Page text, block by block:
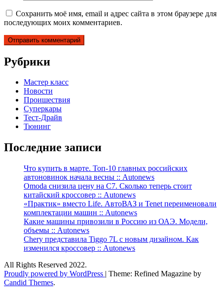
Сохранить моё имя, email и адрес сайта в этом браузере для
последующих моих комментариев.
Рубрики
Мастер класс
Новости
Проишествия
Суперкары
Тест-Драйв
Тюнинг
Последние записи
Что купить в марте. Топ-10 главных российских
автоновинок начала весны :: Autonews
Omoda снизила цену на C7. Сколько теперь стоит
китайский кроссовер :: Autonews
«Практик» вместо Life. АвтоВАЗ и Tenet переименовали
комплектации машин :: Autonews
Какие машины привозили в Россию из ОАЭ. Модели,
объемы :: Autonews
Chery представила Tiggo 7L с новым дизайном. Как
изменился кроссовер :: Autonews
All Rights Reserved 2022.
Proudly powered by WordPress | Theme: Refined Magazine by
Candid Themes.